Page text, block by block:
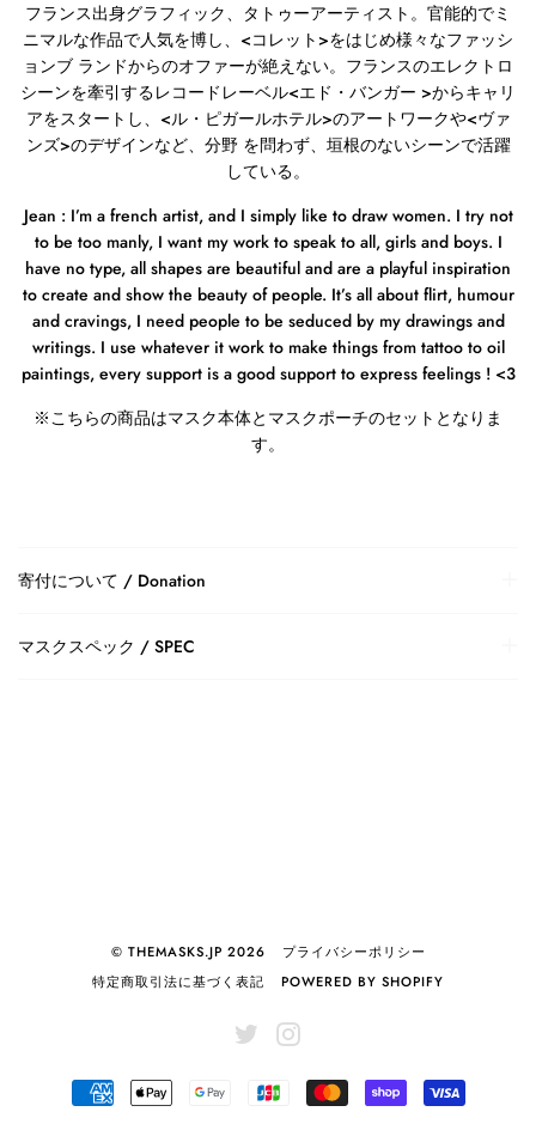
フランス出身グラフィック、タトゥーアーティスト。官能的でミ
ニマルな作品で人気を博し、 <コレット >をはじめ様々なファッシ
ョンブ ランドからのオファーが絶えない。フランスのエレクトロ
シーンを牽引するレコードレーベル<エド・バンガー >からキャリ
アをスタートし、 <ル・ピガールホテル>のアートワークや<ヴァ
ンズ>のデザインなど、分野 を問わず、垣根のないシーンで活躍
している。
Jean : I’m a french artist, and I simply like to draw women. I try not
to be too manly, I want my work to speak to all, girls and boys. I
have no type, all shapes are beautiful and are a playful inspiration
to create and show the beauty of people. It’s all about flirt, humour
and cravings, I need people to be seduced by my drawings and
writings. I use whatever it work to make things from tattoo to oil
paintings, every support is a good support to express feelings ! <3
※こちらの商品はマスク本体とマスクポーチのセットとなりま
す。
寄付について / Donation
マスクスペック / SPEC
© THEMASKS.JP 2026
プライバシーポリシー
特定商取引法に基づく表記
POWERED BY SHOPIFY
TWITTER
AMERICAN
EXPRESS
APPLE
PAY
GOOGLE
JCB MASTER SHOPIFY
PAY
VISA